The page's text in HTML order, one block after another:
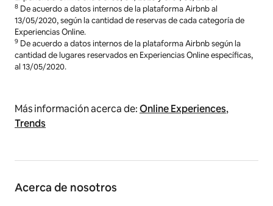
8 De acuerdo a datos internos de la plataforma Airbnb al
13/05/2020, según la cantidad de reservas de cada categoría de
Experiencias Online.
9 De acuerdo a datos internos de la plataforma Airbnb según la
cantidad de lugares reservados en Experiencias Online específicas,
al 13/05/2020.
Más información acerca de:Online Experiences,
Trends
Acerca de nosotros